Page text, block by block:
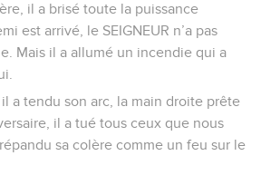
il a brisé toute la puissance
est arrivé, le SEIGNEUR n’a pas
Mais il a allumé un incendie qui a
a tendu son arc, la main droite prête
il a tué tous ceux que nous
sa colère comme un feu sur le